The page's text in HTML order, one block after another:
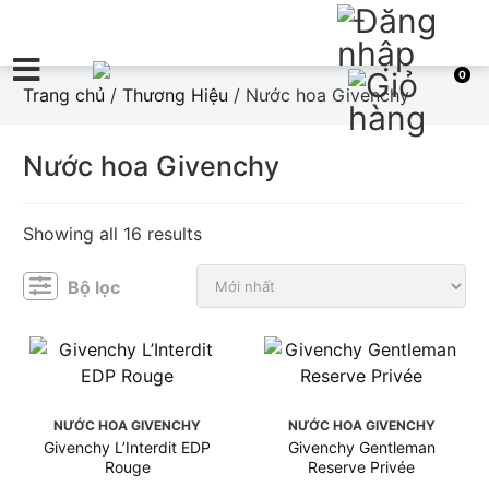
0
Trang chủ /Thương Hiệu / Nước hoa Givenchy
Nước hoa Givenchy
Showing all 16 results
Bộ lọc
NƯỚC HOA GIVENCHY
Givenchy L’Interdit EDP
Rouge
NƯỚC HOA GIVENCHY
Givenchy Gentleman
Reserve Privée